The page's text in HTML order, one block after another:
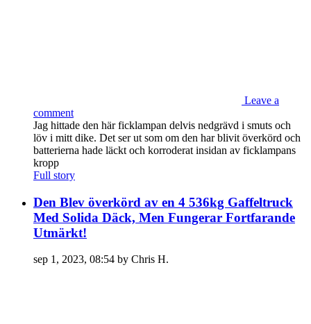
Leave a
comment
Jag hittade den här ficklampan delvis nedgrävd i smuts och
löv i mitt dike. Det ser ut som om den har blivit överkörd och
batterierna hade läckt och korroderat insidan av ficklampans
kropp
Full story
Den Blev överkörd av en 4 536kg Gaffeltruck
Med Solida Däck, Men Fungerar Fortfarande
Utmärkt!
sep 1, 2023, 08:54 by Chris H.